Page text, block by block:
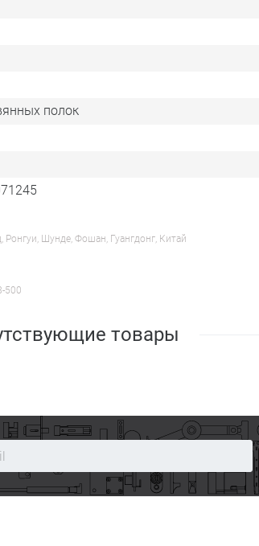
полок
Шунде, Фошан, Гуангдонг, Китай
500
товары